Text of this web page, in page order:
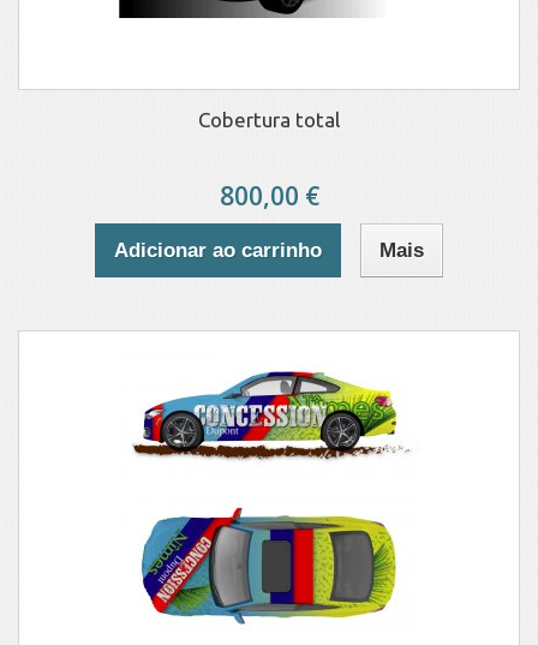
Cobertura total
800,00 €
Adicionar ao carrinho Mais